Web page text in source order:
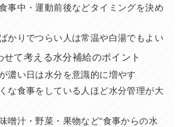
事中・運動前後などタイミングを決め
かりでつらい人は常温や白湯でもよい
せて考える水分補給のポイント
濃い日は水分を意識的に増やす
な食事をしている人ほど水分管理が大
噌汁・野菜・果物など“食事からの水